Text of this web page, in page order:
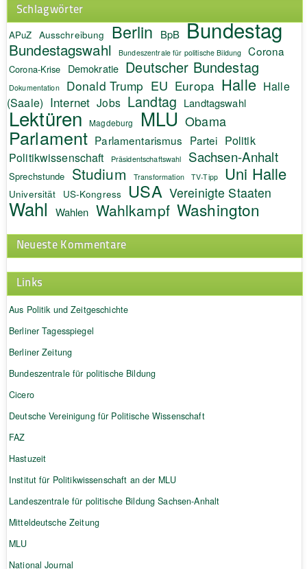
Schlagwörter
APuZ Ausschreibung Berlin BpB Bundestag
Bundestagswahl Bundeszentrale für politische Bildung Corona
Corona-Krise Demokratie Deutscher Bundestag
Dokumentation Donald Trump EU Europa Halle Halle
(Saale) Internet Jobs Landtag Landtagswahl
Lektüren Magdeburg MLU Obama
Parlament Parlamentarismus Partei Politik
Politikwissenschaft Präsidentschaftswahl Sachsen-Anhalt
Sprechstunde Studium Transformation TV-Tipp Uni Halle
Universität US-Kongress USA Vereinigte Staaten
Wahl Wahlen Wahlkampf Washington
Neueste Kommentare
Links
Aus Politik und Zeitgeschichte
Berliner Tagesspiegel
Berliner Zeitung
Bundeszentrale für politische Bildung
Cicero
Deutsche Vereinigung für Politische Wissenschaft
FAZ
Hastuzeit
Institut für Politikwissenschaft an der MLU
Landeszentrale für politische Bildung Sachsen-Anhalt
Mitteldeutsche Zeitung
MLU
National Journal